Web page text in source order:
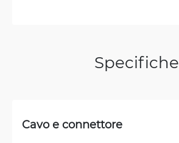
Specifiche
Cavo e connettore